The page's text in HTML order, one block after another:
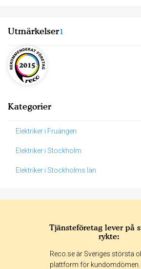
Utmärkelser1
Kategorier
Elektriker i Fruängen
Elektriker i Stockholm
Elektriker i Stockholms län
365 dagar 90
Tjänsteföretag lever på
rykte:
Reco.se är Sveriges största
plattform för kundomdömen.